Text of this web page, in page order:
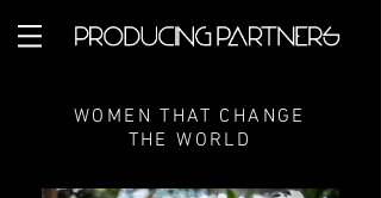
WOMEN THAT CHANGE
THE WORLD